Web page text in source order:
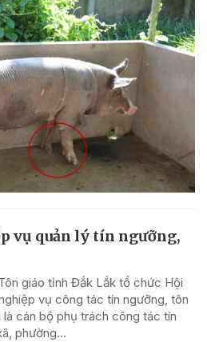
vụ quản lý tín ngưỡng,
giáo tỉnh Đắk Lắk tổ chức Hội
vụ công tác tín ngưỡng, tôn
cán bộ phụ trách công tác tín
phường...